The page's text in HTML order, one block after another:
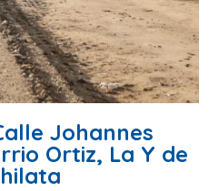
Johannes
Ortiz, La Y de